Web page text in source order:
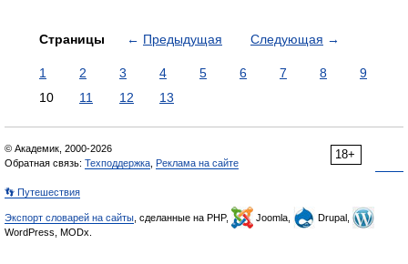
Страницы ← Предыдущая Следующая →
1 2 3 4 5 6 7 8
9
10
11 12 13
18+
© Академик, 2000-2026
Обратная связь: Техподдержка Реклама на сайте
👣 Путешествия
Экспорт словарей на сайты , сделанные на PHP, Joomla,
Drupal,
WordPress, MODx.